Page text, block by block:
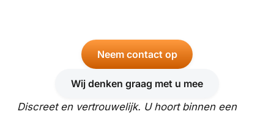
Neem contact op
Wij denken graag met u mee
Discreet en vertrouwelijk. U hoort binnen een